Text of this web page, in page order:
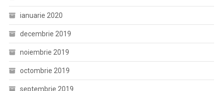
ianuarie 2020
decembrie 2019
noiembrie 2019
octombrie 2019
septembrie 2019